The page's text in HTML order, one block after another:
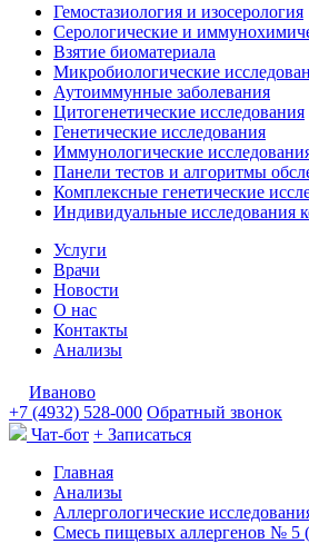
Гемостазиология и изосерология
Серологические и
Взятие биоматериала
Микробиологические
Аутоиммунные заболевания
Цитогенетические исследования
Генетические исследования
Иммунологические
Панели тестов и алгоритмы
Комплексные генетические
Индивидуальные исследования
Услуги
Врачи
Новости
О нас
Контакты
Анализы
Иваново
+7 (4932) 528-000 Обратный звонок
Чат-бот + Записаться
Главная
Анализы
Аллергологические
Смесь пищевых аллергенов № 5